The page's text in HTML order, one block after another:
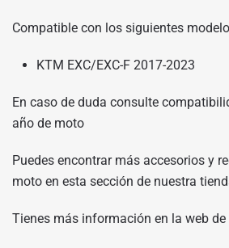
Compatible con los siguientes
KTM EXC/EXC-F 2017-2023
En caso de duda consulte
año de moto
Puedes encontrar más accesorios y
moto en esta sección de nuestra
Tienes más información en la web